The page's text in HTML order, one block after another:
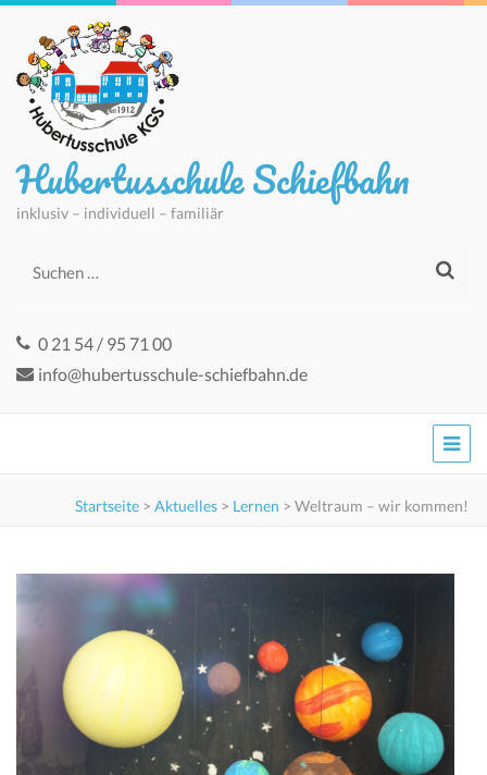
Hubertusschule Schiefbahn
inklusiv – individuell – familiär
Suchen
0 21 54 / 95 71 00
info@hubertusschule-schiefbahn.de
Startseite > Aktuelles > Lernen > Weltraum – wir kommen!